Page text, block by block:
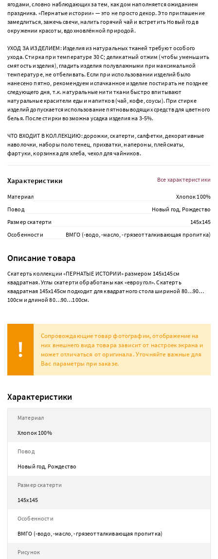
ягодами, словно наблюдающих за тем, как дом наполняется ожиданием
праздника. «Пернатые истории» — это не просто декор. Это приглашение
замедлиться, зажечь свечи, налить горячий чай и встретить Новый год в
окружении красоты, вдохновлённой природой.
УХОД ЗА ИЗДЕЛИЕМ: Изделия из натуральных тканей требуют особого
ухода. Стирка при температуре 30 С; деликатный отжим (чтобы уменьшить
смятость изделия), гладить изделия полувлажными при максимальной
температуре, не отбеливать. Если при использовании изделий было
нанесено пятно, рекомендуем испачканное изделие постирать не позднее
следующего дня, т.к. натуральные нити ткани быстро впитывают
натуральные красители еды и напитков (чай, кофе, соусы). При стирке
изделий допускается использование пятновыводящих средств для цветного
белья. После стирки возможна усадка изделия на 3-5%.
ЧТО ВХОДИТ В КОЛЛЕКЦИЮ: дорожки, скатерти, салфетки, декоративные
наволочки, наборы полотенец, прихватки, напероны, плейсматы,
фартуки, корзинка для хлеба, чехол для чайников.
Характеристики
Материал
Хлопок 100%
Повод
Новый год, Рождество
Размер скатерти
145х145
Особенности
ВМГО (-водо, -масло, -грязеотталкивающая пропитка)
Все характеристики
Описание товара
Скатерть коллекции «ПЕРНАТЫЕ ИСТОРИИ» размером 145х145см
квадратная. Углы скатерти обработаны как «евроугол». Скатерть
квадратная 145х145см подходит для квадратного стола шириной 80…90…
100см и длиной 80…90…100см.
Сопровождающие товар фотографии, отображение на
них внешнего вида товара зависит от настроек экрана и
может отличаться от оригинала. Уточняйте важные для
Вас параметры при заказе.
Характеристики
Материал
Хлопок 100%
Повод
Новый год, Рождество
Размер скатерти
145х145
Особенности
ВМГО (-водо, -масло, -грязеотталкивающая пропитка)
Рисунок